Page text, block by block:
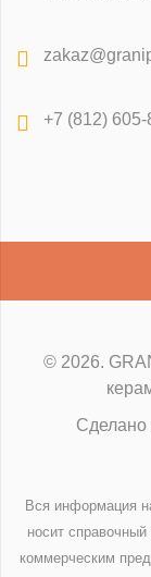
+7 (812) 605-
© 2026.
Сделано
Вся информация
носит
коммерческим